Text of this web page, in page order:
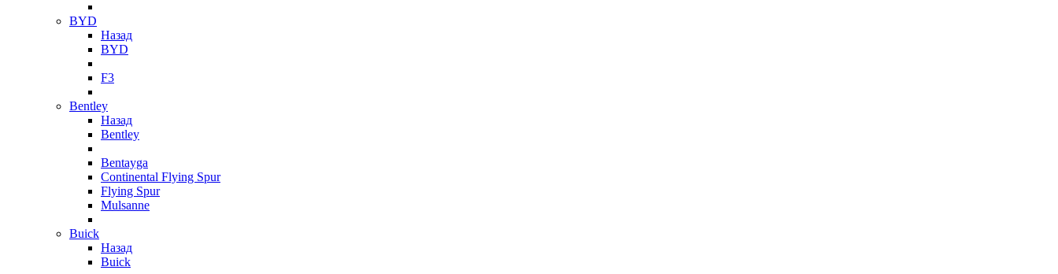
BYD
Назад
BYD
F3
Bentley
Назад
Bentley
Bentayga
Continental Flying Spur
Flying Spur
Mulsanne
Buick
Назад
Buick